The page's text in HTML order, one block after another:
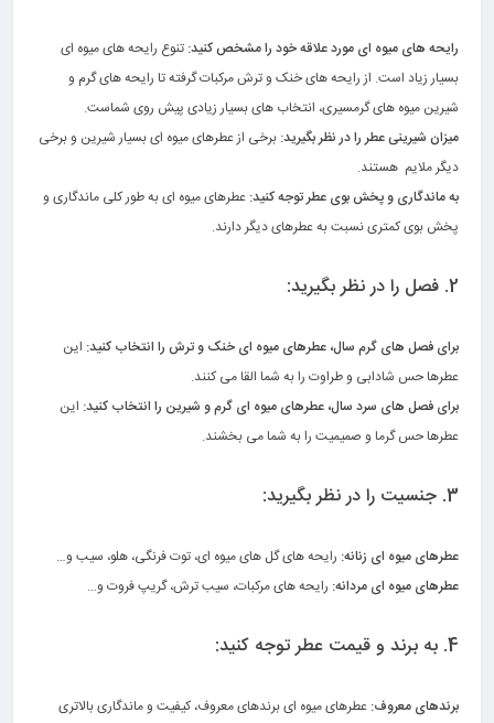
رایحه های میوه ای مورد علاقه خود را مشخص کنید: تنوع رایحه های میوه ای
بسیار زیاد است. از رایحه های خنک و ترش مرکبات گرفته تا رایحه های گرم و
شیرین میوه های گرمسیری، انتخاب های بسیار زیادی پیش روی شماست.
میزان شیرینی عطر را در نظر بگیرید: برخی از عطرهای میوه ای بسیار شیرین و برخی
دیگر ملایم هستند.
به ماندگاری و پخش بوی عطر توجه کنید: عطرهای میوه ای به طور کلی ماندگاری و
پخش بوی کمتری نسبت به عطرهای دیگر دارند.
2. فصل را در نظر بگیرید:
برای فصل های گرم سال، عطرهای میوه ای خنک و ترش را انتخاب کنید: این
عطرها حس شادابی و طراوت را به شما القا می کنند.
برای فصل های سرد سال، عطرهای میوه ای گرم و شیرین را انتخاب کنید: این
عطرها حس گرما و صمیمیت را به شما می بخشند.
3. جنسیت را در نظر بگیرید:
عطرهای میوه ای زنانه: رایحه های گل های میوه ای، توت فرنگی، هلو، سیب و…
عطرهای میوه ای مردانه: رایحه های مرکبات، سیب ترش، گریپ فروت و…
4. به برند و قیمت عطر توجه کنید:
برندهای معروف: عطرهای میوه ای برندهای معروف، کیفیت و ماندگاری بالاتری